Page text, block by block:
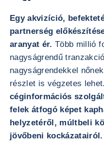
Egy akvizíció,
partnerség
aranyat ér.Több millió
nagyságrendű
nagyságrendekkel
részlet is végzetes
céginformációs
felek átfogó képet
helyzetéről, múltbeli
jövőbeni kockázatairól.